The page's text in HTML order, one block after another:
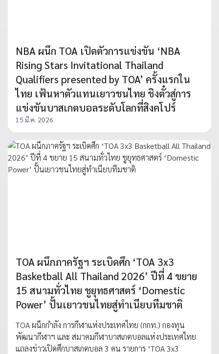
NBA ผนึก TOA เปิดตัวการแข่งขัน ‘NBA
Rising Stars Invitational Thailand
Qualifiers presented by TOA’ ครั้งแรกใน
ไทย เฟ้นหาตัวแทนเยาวชนไทย ชิงตั๋วสู่การ
แข่งขันบาสเกตบอลระดับโลกที่สิงคโปร์
15 มี.ค. 2026
TOA ผนึกภาครัฐฯ ระเบิดศึก ‘TOA 3x3
Basketball All Thailand 2026’ ปีที่ 4 ขยาย
15 สนามทั่วไทย ชูยุทธศาสตร์ ‘Domestic
Power’ ปั้นเยาวชนไทยสู่ทำเนียบทีมชาติ
TOA ผนึกกำลัง การกีฬาแห่งประเทศไทย (กกท.) กองทุน
พัฒนากีฬาฯ และ สมาคมกีฬาบาสเกตบอลแห่งประเทศไทย
แถลงข่าวเปิดศึกบาสเกตบอล 3 คน รายการ ‘TOA 3x3